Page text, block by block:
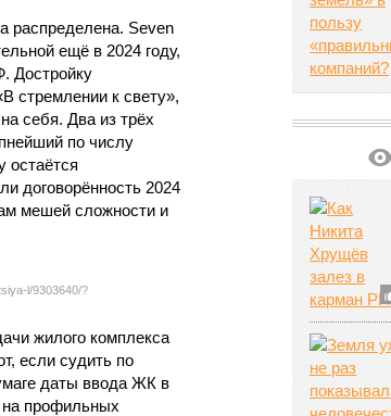
распределена. Seven
ещё в 2024 году,
Достройку
стремлении к свету»,
себя. Два из трёх
по числу
остаётся
договорённость 2024
мешей сложности и
l/9303640/?
жилого комплекса
если судить по
даты ввода ЖК в
профильных